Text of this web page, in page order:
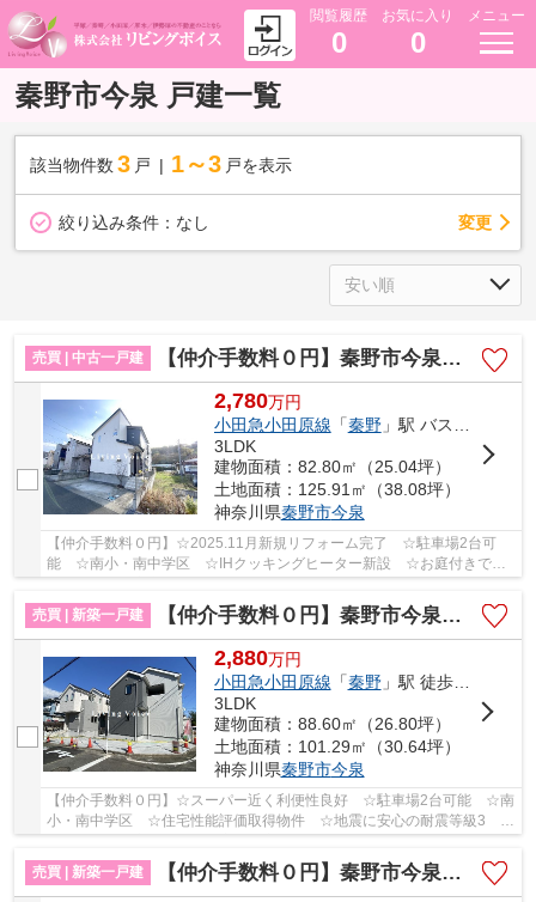
閲覧履歴
0
お気に入り
0
メニュー
秦野市今泉 戸建一覧
該当物件数 3 戸 1～3 戸を表示
絞り込み条件： なし 変更
売買 | 中古一戸建 【仲介手数料０円】秦野市今泉 中古一戸建て
2,780万円
小田急小田原線 「秦野」駅 バス10分 「南町（秦野市）」 停歩6分
3LDK
建物面積：82.80㎡（25.04坪）
土地面積：125.91㎡（38.08坪）
神奈川県秦野市今泉
【仲介手数料０円】☆2025.11月新規リフォーム完了 ☆駐車場2台可
能 ☆南小・南中学区 ☆IHクッキングヒーター新設 ☆お庭付きでガ
売買 | 新築一戸建
【仲介手数料０円】秦野市今泉第1期 新築一戸建て 1号棟 全2棟
2,880万円
小田急小田原線 「秦野」駅 徒歩15分
3LDK
建物面積：88.60㎡（26.80坪）
土地面積：101.29㎡（30.64坪）
神奈川県秦野市今泉
【仲介手数料０円】☆スーパー近く利便性良好 ☆駐車場2台可能 ☆南
小・南中学区 ☆住宅性能評価取得物件 ☆地震に安心の耐震等級3 ☆
売買 | 新築一戸建
【仲介手数料０円】秦野市今泉 新築一戸建て 全20棟